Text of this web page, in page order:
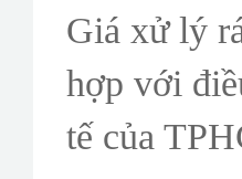
Giá xử lý
hợp với
tế của